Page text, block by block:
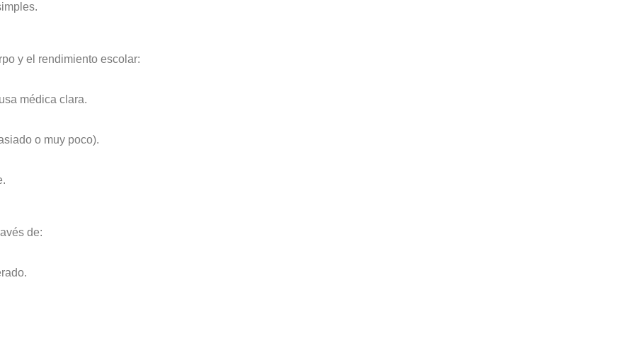
y el rendimiento escolar:
médica clara.
o muy poco).
de: